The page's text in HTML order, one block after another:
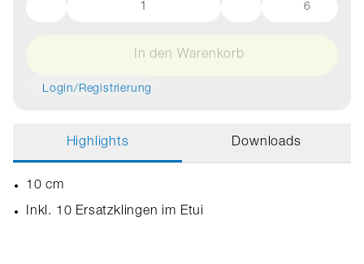
6
In den Warenkorb
Login/Registrierung
Highlights Downloads
10 cm
Inkl. 10 Ersatzklingen im Etui